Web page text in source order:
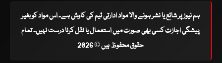
ہم نیوز پر شائع یا نشر ہونے والا مواد ادارتی ٹیم کی کاوش ہے۔ اس مواد کو بغیر
پیشگی اجازت کسی بھی صورت میں استعمال یا نقل کرنا درست نہیں۔ تمام
حقوق محفوظ ہیں © 2026